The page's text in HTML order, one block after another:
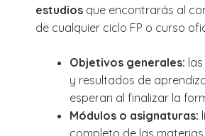
estudios que encontrarás al
de cualquier ciclo FP o curso
Objetivos generales:
y resultados de
esperan al finalizar la
Módulos o asignaturas:
completo de las